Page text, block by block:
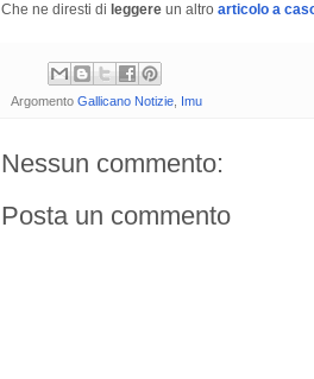
Che ne diresti di leggere un altro articolo a
Argomento Gallicano Notizie Imu
Nessun commento:
Posta un commento